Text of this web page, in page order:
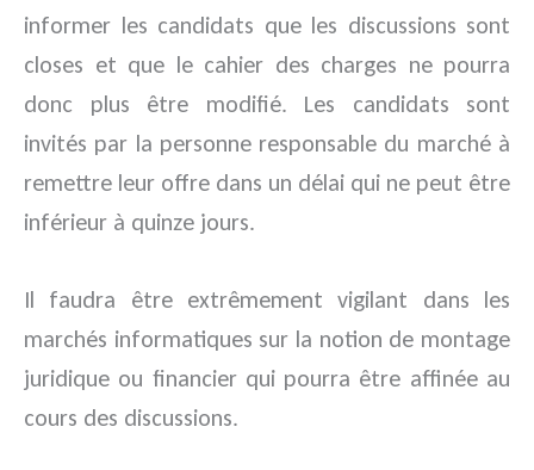
informer les candidats que les discussions sont
closes et que le cahier des charges ne pourra
donc plus être modifié. Les candidats sont
invités par la personne responsable du marché à
remettre leur offre dans un délai qui ne peut être
inférieur à quinze jours.
Il faudra être extrêmement vigilant dans les
marchés informatiques sur la notion de montage
juridique ou financier qui pourra être affinée au
cours des discussions.